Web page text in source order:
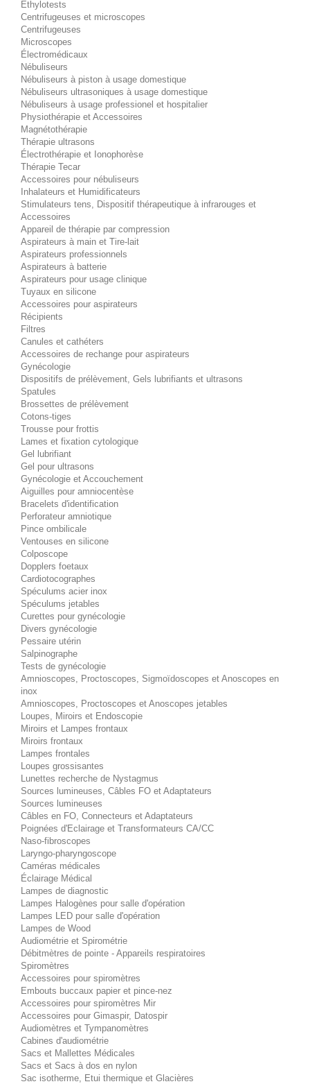
Éthylotests
Centrifugeuses et microscopes
Centrifugeuses
Microscopes
Électromédicaux
Nébuliseurs
Nébuliseurs à piston à usage domestique
Nébuliseurs ultrasoniques à usage domestique
Nébuliseurs à usage professionel et hospitalier
Physiothérapie et Accessoires
Magnétothérapie
Thérapie ultrasons
Électrothérapie et Ionophorèse
Thérapie Tecar
Accessoires pour nébuliseurs
Inhalateurs et Humidificateurs
Stimulateurs tens, Dispositif thérapeutique à infrarouges et
Accessoires
Appareil de thérapie par compression
Aspirateurs à main et Tire-lait
Aspirateurs professionnels
Aspirateurs à batterie
Aspirateurs pour usage clinique
Tuyaux en silicone
Accessoires pour aspirateurs
Récipients
Filtres
Canules et cathéters
Accessoires de rechange pour aspirateurs
Gynécologie
Dispositifs de prélèvement, Gels lubrifiants et ultrasons
Spatules
Brossettes de prélèvement
Cotons-tiges
Trousse pour frottis
Lames et fixation cytologique
Gel lubrifiant
Gel pour ultrasons
Gynécologie et Accouchement
Aiguilles pour amniocentèse
Bracelets d'identification
Perforateur amniotique
Pince ombilicale
Ventouses en silicone
Colposcope
Dopplers foetaux
Cardiotocographes
Spéculums acier inox
Spéculums jetables
Curettes pour gynécologie
Divers gynécologie
Pessaire utérin
Salpinographe
Tests de gynécologie
Amnioscopes, Proctoscopes, Sigmoïdoscopes et Anoscopes en
inox
Amnioscopes, Proctoscopes et Anoscopes jetables
Loupes, Miroirs et Endoscopie
Miroirs et Lampes frontaux
Miroirs frontaux
Lampes frontales
Loupes grossisantes
Lunettes recherche de Nystagmus
Sources lumineuses, Câbles FO et Adaptateurs
Sources lumineuses
Câbles en FO, Connecteurs et Adaptateurs
Poignées d'Eclairage et Transformateurs CA/CC
Naso-fibroscopes
Laryngo-pharyngoscope
Caméras médicales
Éclairage Médical
Lampes de diagnostic
Lampes Halogènes pour salle d'opération
Lampes LED pour salle d'opération
Lampes de Wood
Audiométrie et Spirométrie
Débitmètres de pointe - Appareils respiratoires
Spiromètres
Accessoires pour spiromètres
Embouts buccaux papier et pince-nez
Accessoires pour spiromètres Mir
Accessoires pour Gimaspir, Datospir
Audiomètres et Tympanomètres
Cabines d'audiométrie
Sacs et Mallettes Médicales
Sacs et Sacs à dos en nylon
Sac isotherme, Etui thermique et Glacières